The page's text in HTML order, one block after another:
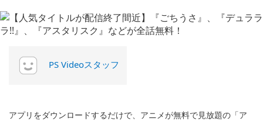
PS Videoスタッフ
アプリをダウンロードするだけで、アニメが無料で見放題の「ア